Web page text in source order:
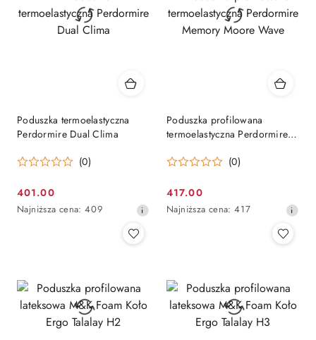
Poduszka termoelastyczna
Perdormire Dual Clima
(0)
Cena
promocyjna:
401.00
Najniższa
obniżką
Najniższa cena: 409
Poduszka profilowana
termoelastyczna Perdormire
(0)
Cena
promocyjna:
417.00
Najniższa
obniżką
Najniższa cena: 417